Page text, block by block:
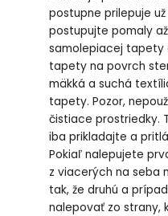
postupne prilepuje
postupujte pomaly
samolepiacej tapety
tapety na povrch
mäkká a suchá
tapety. Pozor,
čistiace prostriedky.
iba prikladajte a
Pokiaľ nalepujete
z viacerých na seba
tak, že druhú a
nalepovať zo strany,